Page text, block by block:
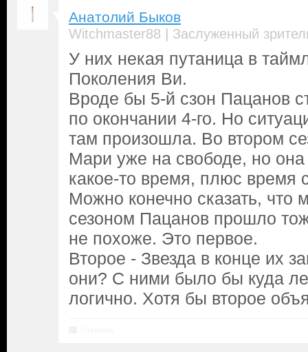
Анатолий Быков
Witchmaster88 | Заслуженный
У них некая путаница в
Поколения Ви.
Вроде бы 5-й сзон Пацанов
по окончании 4-го. Но
там произошла. Во втором
Мари уже на свободе, но
какое-то время, плюс время
Можно конечно сказать, что
сезоном Пацанов прошло
не похоже. Это первое.
Второе - Звезда в конце их
они? С ними было бы куда
логично. Хотя бы второе